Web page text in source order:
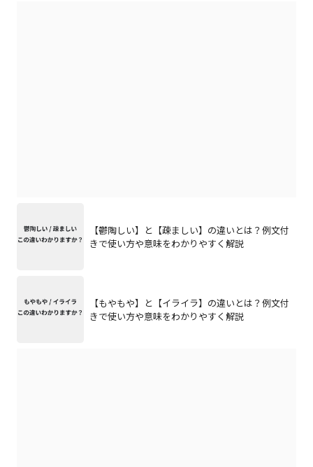
【鬱陶しい】と【疎ましい】の違いとは？例文付
きで使い方や意味をわかりやすく解説
【もやもや】と【イライラ】の違いとは？例文付
きで使い方や意味をわかりやすく解説